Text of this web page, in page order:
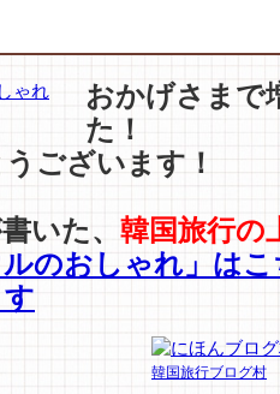
ョ
洗
イ
ト
ピ
ー
おかげさまで
た！
ございます！
いた、 韓国旅行の
のおしゃれ」はこ
韓国旅行ブログ村